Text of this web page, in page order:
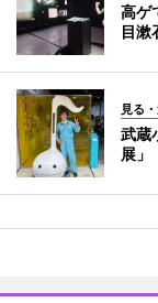
高ゲ
目漱
見る
武蔵
展